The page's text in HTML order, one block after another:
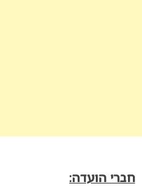
חברי הועדה: